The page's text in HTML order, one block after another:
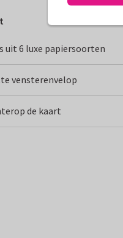
uit 6 luxe papiersoorten
vensterenvelop
de kaart